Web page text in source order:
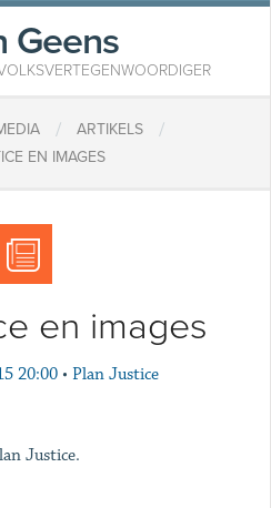
Geens
/ ARTIKELS /
EN IMAGES
en images
20:00 • Plan Justice
Justice.